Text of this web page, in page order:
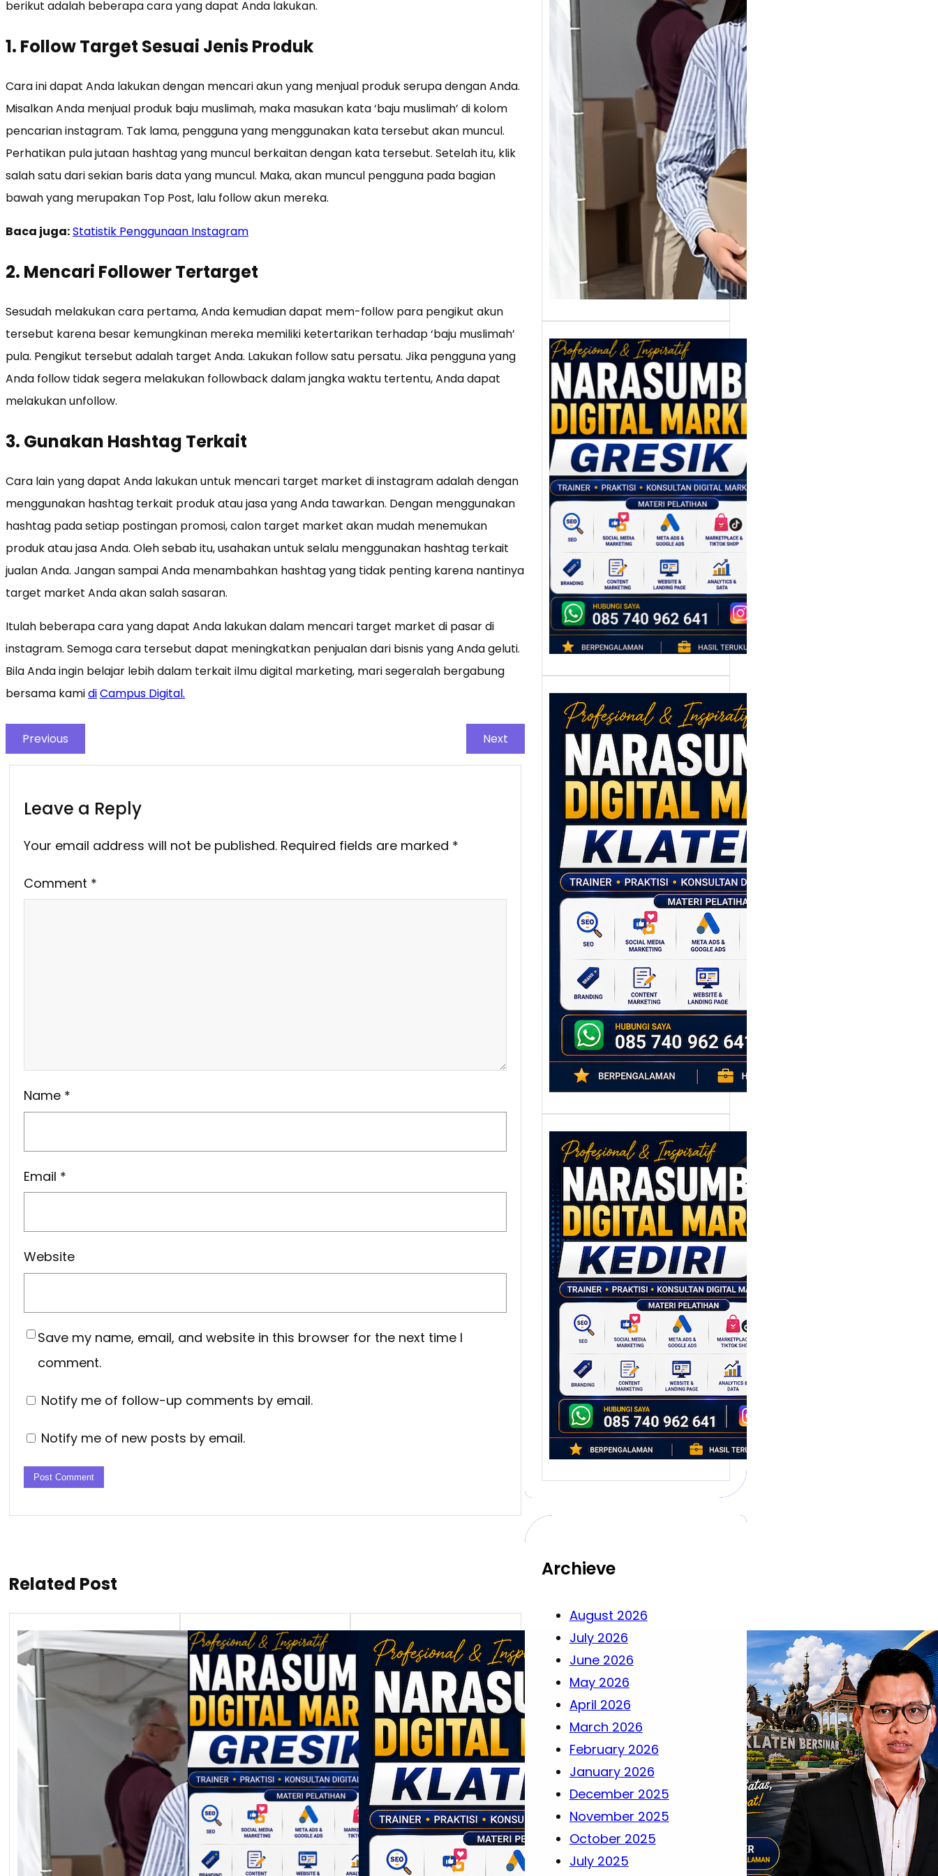
berikut adalah beberapa cara yang dapat Anda lakukan.
1. Follow Target Sesuai Jenis Produk
Cara ini dapat Anda lakukan dengan mencari akun yang menjual produk serupa dengan Anda.
Misalkan Anda menjual produk baju muslimah, maka masukan kata ‘baju muslimah’ di kolom
pencarian instagram. Tak lama, pengguna yang menggunakan kata tersebut akan muncul.
Perhatikan pula jutaan hashtag yang muncul berkaitan dengan kata tersebut. Setelah itu, klik
salah satu dari sekian baris data yang muncul. Maka, akan muncul pengguna pada bagian
bawah yang merupakan Top Post, lalu follow akun mereka.
Baca juga:Statistik Penggunaan Instagram
2. Mencari Follower Tertarget
Sesudah melakukan cara pertama, Anda kemudian dapat mem-follow para pengikut akun
tersebut karena besar kemungkinan mereka memiliki ketertarikan terhadap ‘baju muslimah’
pula. Pengikut tersebut adalah target Anda. Lakukan follow satu persatu. Jika pengguna yang
Anda follow tidak segera melakukan followback dalam jangka waktu tertentu, Anda dapat
melakukan unfollow.
3. Gunakan Hashtag Terkait
Cara lain yang dapat Anda lakukan untuk mencari target market di instagram adalah dengan
menggunakan hashtag terkait produk atau jasa yang Anda tawarkan. Dengan menggunakan
hashtag pada setiap postingan promosi, calon target market akan mudah menemukan
produk atau jasa Anda. Oleh sebab itu, usahakan untuk selalu menggunakan hashtag terkait
jualan Anda. Jangan sampai Anda menambahkan hashtag yang tidak penting karena nantinya
target market Anda akan salah sasaran.
Itulah beberapa cara yang dapat Anda lakukan dalam mencari target market di pasar di
instagram. Semoga cara tersebut dapat meningkatkan penjualan dari bisnis yang Anda geluti.
Bila Anda ingin belajar lebih dalam terkait ilmu digital marketing, mari segeralah bergabung
bersama kamidiCampus Digital.
Previous Next
Leave a Reply
Your email address will not be published. Required fields are marked *
Comment *
Name *
Email *
Website
Save my name, email, and website in this browser for the next time I
comment.
Notify me of follow-up comments by email.
Notify me of new posts by email.
Related Post
Tik Tok Buat
Jualan, Gimana
Strateginya ?
Baca Juga Cara
Berjualan Di Tiktokshop
TikTok menjadi tempat
Narasumber
Digital Marketing
Gresik:
Meningkatkan
Daya Saing SDM
dan Bisnis di Era
Transformasi
Digital
Perkembangan dunia
industri tidak hanya
mengubah cara
perusahaan
memproduksi barang,…
Narasumber
Digital Marketing
Klaten: Membantu
UMKM dan SDM
Lokal Naik Kelas
Melalui Strategi
Digital
Setiap daerah memiliki
potensi ekonomi yang
berbeda, dan Klaten
adalah…
Narasumber
Digital Marketing
Kediri: Membangun
Strategi
Pemasaran
Berbasis Data
untuk Bisnis yang
Bertumbuh
Digital marketing telah
mengubah cara bisnis
berkembang. Dulu,
promosi banyak…
Archieve
August 2026
July 2026
June 2026
May 2026
April 2026
March 2026
February 2026
January 2026
December 2025
November 2025
October 2025
July 2025